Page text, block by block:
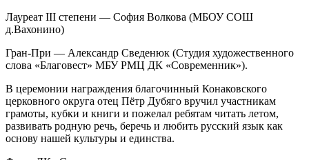
Лауреат III степени — София Волкова (МБОУ СОШ
д.Вахонино)
Гран-При — Александр Сведенюк (Студия художественного
слова «Благовест» МБУ РМЦ ДК «Современник»).
В церемонии награждения благочинный Конаковского
церковного округа отец Пётр Дубяго вручил участникам
грамоты, кубки и книги и пожелал ребятам читать летом,
развивать родную речь, беречь и любить русский язык как
основу нашей культуры и единства.